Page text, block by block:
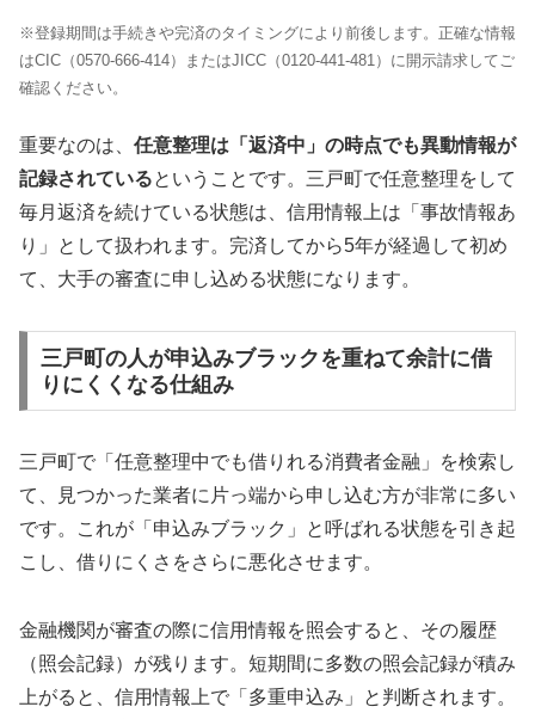
※登録期間は手続きや完済のタイミングにより前後します。正確な情報
はCIC（0570-666-414）またはJICC（0120-441-481）に開示請求してご
確認ください。
重要なのは、 任意整理は「返済中」の時点でも異動情報が
記録されているということです。三戸町で任意整理をして
毎月返済を続けている状態は、信用情報上は「事故情報あ
り」として扱われます。完済してから5年が経過して初め
て、大手の審査に申し込める状態になります。
三戸町の人が申込みブラックを重ねて余計に借
りにくくなる仕組み
三戸町で「任意整理中でも借りれる消費者金融」を検索し
て、見つかった業者に片っ端から申し込む方が非常に多い
です。これが「申込みブラック」と呼ばれる状態を引き起
こし、借りにくさをさらに悪化させます。
金融機関が審査の際に信用情報を照会すると、その履歴
（照会記録）が残ります。短期間に多数の照会記録が積み
上がると、信用情報上で「多重申込み」と判断されます。